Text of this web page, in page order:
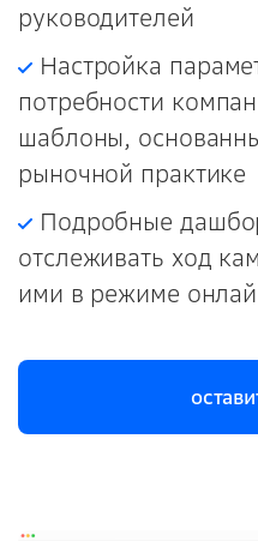
руководителей
Настройка
потребности
шаблоны,
рыночной практике
Подробные
отслеживать ход
ими в режиме